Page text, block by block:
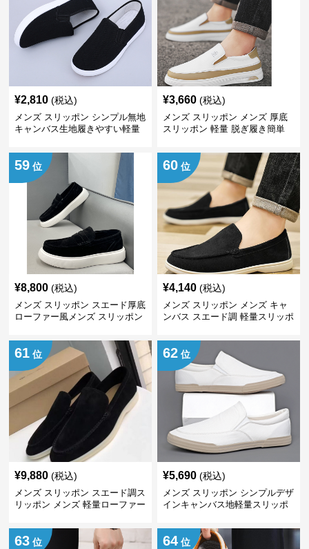
¥2,810 (税込)
メンズ スリッポン シンプル無地
キャンバス生地履きやすい軽量
¥3,660 (税込)
メンズ スリッポン メンズ 厚底
スリッポン 軽量 脱ぎ履き簡単
59 位
¥8,800 (税込)
メンズ スリッポン スエード厚底
ローファー風メンズ スリッポン
60 位
¥4,140 (税込)
メンズ スリッポン メンズ キャ
ンバス スエード調 軽量スリッポ
61 位
¥9,880 (税込)
メンズ スリッポン スエード調ス
リッポン メンズ 軽量ローファー
62 位
¥5,690 (税込)
メンズ スリッポン シンプルデザ
インキャンバス地軽量スリッポ
63 位 64 位